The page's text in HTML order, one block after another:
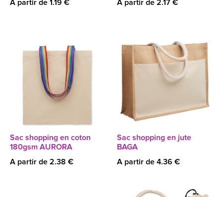
A partir de 1.19 €
A partir de 2.17 €
Sac shopping en coton
180gsm AURORA
A partir de 2.38 €
Sac shopping en jute
BAGA
A partir de 4.36 €